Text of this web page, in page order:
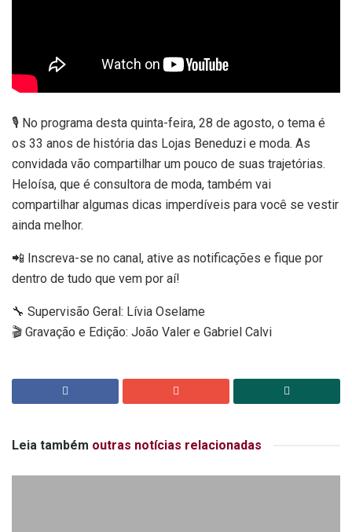
🎙️ No programa desta quinta-feira, 28 de agosto, o tema é
os 33 anos de história das Lojas Beneduzi e moda. As
convidada vão compartilhar um pouco de suas trajetórias.
Heloísa, que é consultora de moda, também vai
compartilhar algumas dicas imperdíveis para você se vestir
ainda melhor.
📲 Inscreva-se no canal, ative as notificações e fique por
dentro de tudo que vem por aí!
🔧 Supervisão Geral: Lívia Oselame
🎬 Gravação e Edição: João Valer e Gabriel Calvi
Leia também outras notícias relacionadas